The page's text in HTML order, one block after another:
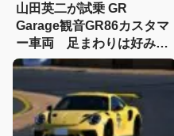
山田英二が試乗 GR
Garage観音GR86カスタマ
ー車両 足まわりは好み！
GTウイングはもっと活かせ